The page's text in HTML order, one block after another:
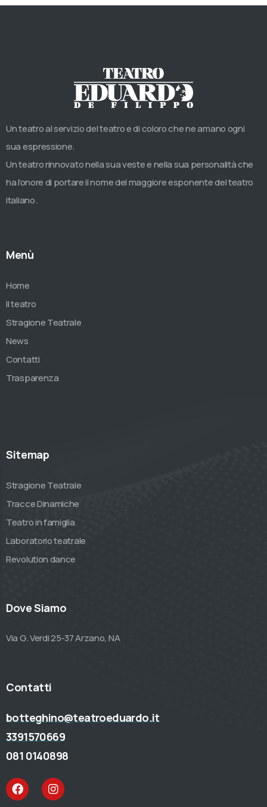
Un teatro al servizio del teatro e di coloro che ne amano ogni
sua espressione.
Un teatro rinnovato nella sua veste e nella sua personalità che
ha l’onore di portare il nome del maggiore esponente del teatro
italiano.
Menù
Home
Il teatro
Stragione Teatrale
News
Contatti
Trasparenza
Sitemap
Stragione Teatrale
Tracce Dinamiche
Teatro in famiglia
Laboratorio teatrale
Revolution dance
Dove Siamo
Via G. Verdi 25-37 Arzano, NA
Contatti
botteghino@teatroeduardo.it
3391570669
081 0140898